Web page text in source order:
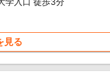
見る